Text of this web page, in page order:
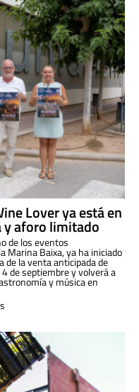
Lover ya está en
y aforo limitado
de los eventos
Marina Baixa, ya ha iniciado
de la venta anticipada de
de septiembre y volverá a
y música en